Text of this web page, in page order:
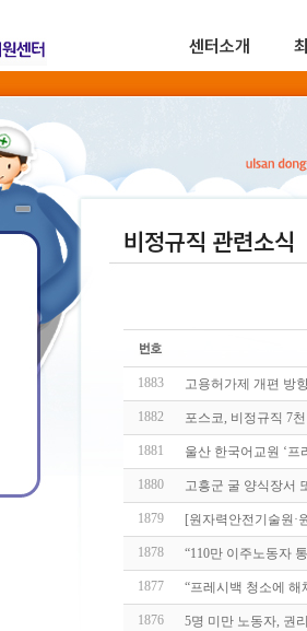
센터소개
비정규직 관련소식
1883 고용허가제 개편 방
1882 포스코, 비정규직 7
1881 울산 한국어교원 ‘
1880 고흥군 굴 양식장서
1879 [원자력안전기술원·
1878 “110만 이주노동자
1877 “프레시백 청소에
1876 5명 미만 노동자, 권